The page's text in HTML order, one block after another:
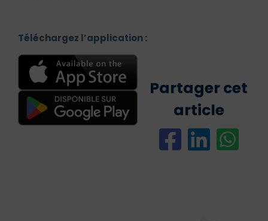
Téléchargez l’application :
Partager cet
article